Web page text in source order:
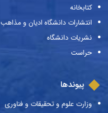
کتابخانه
انتشارات دانشگاه ادیان و مذاهب
نشریات دانشگاه
حراست
پیوندها
وزارت علوم و تحقیقات و فناوری